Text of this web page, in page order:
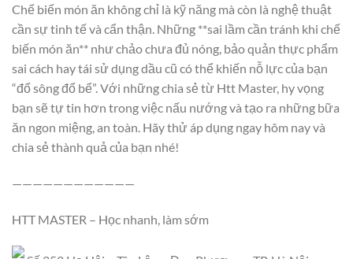
Chế biến món ăn không chỉ là kỹ năng mà còn là nghệ thuật
cần sự tinh tế và cẩn thận. Những **sai lầm cần tránh khi chế
biến món ăn** như chảo chưa đủ nóng, bảo quản thực phẩm
sai cách hay tái sử dụng dầu cũ có thể khiến nỗ lực của bạn
“đổ sông đổ bể”. Với những chia sẻ từ Htt Master, hy vọng
bạn sẽ tự tin hơn trong việc nấu nướng và tạo ra những bữa
ăn ngon miệng, an toàn. Hãy thử áp dụng ngay hôm nay và
chia sẻ thành quả của bạn nhé!
————————————
HTT MASTER – Học nhanh, làm sớm